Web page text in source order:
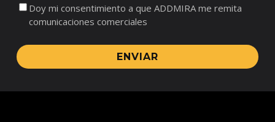
Doy mi consentimiento a que ADDMIRA me remita
comunicaciones comerciales
ENVIAR